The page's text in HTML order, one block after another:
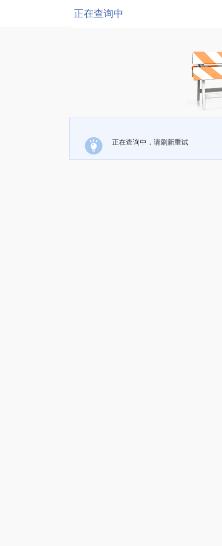
正在查询中
正在查询中，请刷新重试